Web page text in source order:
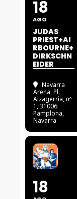
18
AGO
JUDAS
PRIEST+AI
RBOURNE+
DIRKSCHN
EIDER
Navarra
Arena, Pl.
Aizagerria, nº
1, 31006
Pamplona,
Navarra
18